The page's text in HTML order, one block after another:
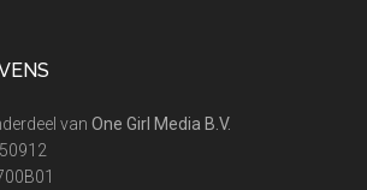
vanOne Girl Media B.V.